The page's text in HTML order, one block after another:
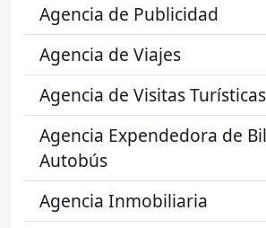
Agencia de Publicidad
Agencia de Viajes
Agencia de Visitas Turísticas
Agencia Expendedora de
Autobús
Agencia Inmobiliaria